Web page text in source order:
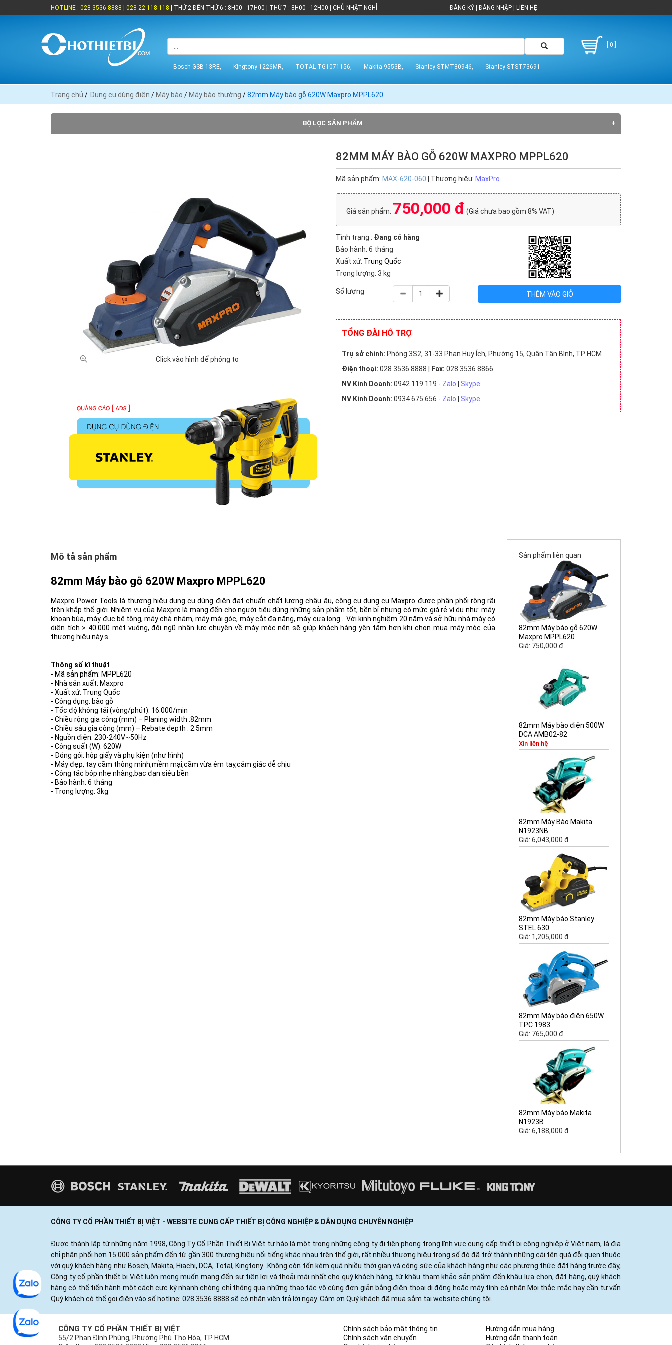
HOTLINE : 028 3536 8888 | 028 22 118 118 | THỨ 2 ĐẾN THỨ 6 : 8H00 - 17H00 | THỨ 7 : 8H00 - 12H00 | CHỦ NHẬT NGHỈ ĐĂNG KÝ ĐĂNG NHẬP LIÊN HỆ
Bosch GSB 13RE, Kingtony 1226MR, TOTAL TG1071156, Makita 9553B, Stanley STMT80946, Stanley STST73691
[ 0 ]
Trang chủ / Dụng cụ dùng điện / Máy bào / Máy bào thường /82mm Máy bào gỗ 620W Maxpro MPPL620
BỘ LỌC SẢN PHẨM
Makita (9)
Trung Quốc (21) Malaysia (1)
500,000 - 1 triệu VNĐ (4) 1 triệu - 2 triệu VNĐ (10) 2 triệu - 5 triệu VNĐ (8) 5 triệu - 10 triệu VNĐ (6) Chưa có giá (3)
Click vào hình để phóng to
82MM MÁY BÀO GỖ 620W MAXPRO MPPL620
Mã sản phẩm: MAX-620-060 | Thương hiệu: MaxPro
Giá sản phẩm: 750,000 đ (Giá chưa bao gồm 8% VAT)
Tình trạng : Đang có hàng
Bảo hành: 6 tháng
Xuất xứ: Trung Quốc
Trọng lượng: 3 kg
Số lượng
TỔNG ĐÀI HỖ TRỢ
Trụ sở chính: Phòng 3S2, 31-33 Phan Huy Ích, Phường 15, Quận Tân Bình, TP HCM
Điện thoại: 028 3536 8888 | Fax: 028 3536 8866
NV Kinh Doanh: 0942 119 119 - Zalo
Skype
NV Kinh Doanh: 0934 675 656 - Zalo Skype
Mô tả sản phẩm
82mm Máy bào gỗ 620W Maxpro MPPL620
Maxpro Power Tools là thương hiệu dụng cụ dùng điện đạt chuẩn chất lượng châu âu, công cụ dụng cụ Maxpro được phân phối rộng rãi
trên khắp thế giới. Nhiệm vụ của Maxpro là mang đến cho người tiêu dùng những sản phẩm tốt, bền bỉ nhưng có mức giá rẻ ví dụ như: máy
khoan búa, máy đục bê tông, máy chà nhám, máy mài góc, máy cắt đa năng, máy cưa lọng... Với kinh nghiệm 20 năm và sở hữu nhà máy có
diện tích > 40.000 mét vuông, đội ngũ nhân lực chuyên về máy móc nên sẽ giúp khách hàng yên tâm hơn khi chọn mua máy móc của
thương hiệu này.s
Thông số kĩ thuật
- Mã sản phẩm: MPPL620
- Nhà sản xuất: Maxpro
- Xuất xứ: Trung Quốc
- Công dụng: bào gỗ
- Tốc độ không tải (vòng/phút): 16.000/min
- Chiều rộng gia công (mm) – Planing width :82mm
- Chiều sâu gia công (mm) – Rebate depth : 2.5mm
- Nguồn điện: 230-240V~50Hz
- Công suất (W): 620W
- Đóng gói: hộp giấy và phụ kiện (như hình)
- Máy đẹp, tay cầm thông minh,mềm mại,cầm vừa êm tay,cảm giác dễ chịu
- Công tắc bóp nhẹ nhàng,bạc đạn siêu bền
- Bảo hành: 6 tháng
- Trọng lượng: 3kg
Sản phẩm liên quan
82mm Máy bào gỗ 620W
Maxpro MPPL620
Giá: 750,000 đ
82mm Máy bào điện 500W
DCA AMB02-82
Xin liên hệ
82mm Máy Bào Makita
N1923NB
Giá: 6,043,000 đ
82mm Máy bào Stanley
STEL 630
Giá: 1,205,000 đ
82mm Máy bào điện 650W
TPC 1983
Giá: 765,000 đ
82mm Máy bào Makita
N1923B
Giá: 6,188,000 đ
CÔNG TY CỔ PHẦN THIẾT BỊ VIỆT - WEBSITE CUNG CẤP THIẾT BỊ CÔNG NGHIỆP & DÂN DỤNG CHUYÊN NGHIỆP
Được thành lập từ những năm 1998, Công Ty Cổ Phần Thiết Bị Việt tự hào là một trong những công ty đi tiên phong trong lĩnh vực cung cấp thiết bị công nghiệp ở Việt nam, là địa
chỉ phân phối hơn 15.000 sản phẩm đến từ gần 300 thương hiệu nổi tiếng khác nhau trên thế giới, rất nhiều thương hiệu trong số đó đã trở thành những cái tên quá đỗi quen thuộc
với quý khách hàng như Bosch, Makita, Hiachi, DCA, Total, Kingtony...Không còn tốn kém quá nhiều thời gian và công sức của khách hàng như các phương thức đặt hàng trước đây,
Công ty cổ phần thiết bị Việt luôn mong muốn mang đến sự tiện lợi và thoải mái nhất cho quý khách hàng, từ khâu tham khảo sản phẩm đến khâu lựa chọn, đặt hàng, quý khách
hàng có thể tiến hành một cách cực kỳ nhanh chóng chỉ thông qua những thao tác vô cùng đơn giản bằng điện thoại di động hoặc máy tính cá nhân.Mọi thắc mắc hay cần tư vấn
Quý khách có thể gọi điện vào số hotline: 028 3536 8888 sẽ có nhân viên trả lời ngay. Cám ơn Quý khách đã mua sắm tại website chúng tôi.
CÔNG TY CỔ PHẦN THIẾT BỊ VIỆT
55/2 Phan Đình Phùng, Phường Phú Thọ Hòa, TP HCM
Chính sách bảo mật thông tin
Chính sách vận chuyển
Hướng dẫn mua hàng
Hướng dẫn thanh toán